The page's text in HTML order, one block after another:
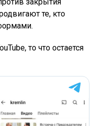
те, кто
то что остается